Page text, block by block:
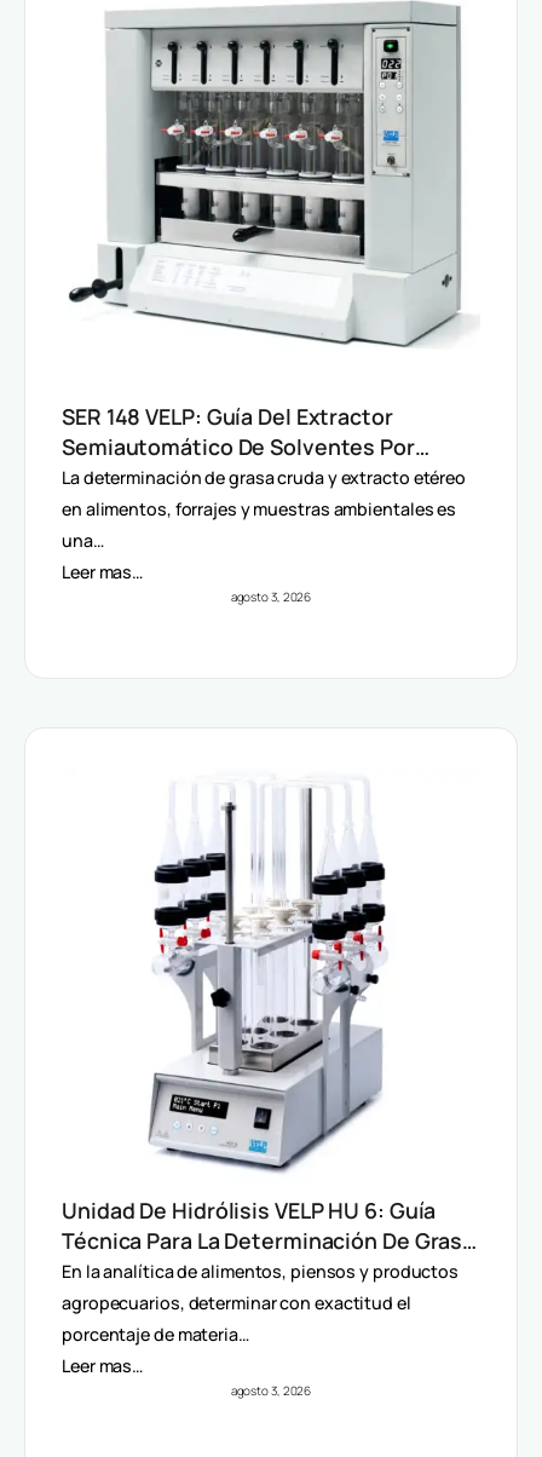
SER 148 VELP: Guía Del Extractor
Semiautomático De Solventes Por
Método Randall
La determinación de grasa cruda y extracto etéreo
en alimentos, forrajes y muestras ambientales es
una…
Leer mas…
agosto 3, 2026
Unidad De Hidrólisis VELP HU 6: Guía
Técnica Para La Determinación De Grasa
Total En Alimentos
En la analítica de alimentos, piensos y productos
agropecuarios, determinar con exactitud el
porcentaje de materia…
Leer mas…
agosto 3, 2026